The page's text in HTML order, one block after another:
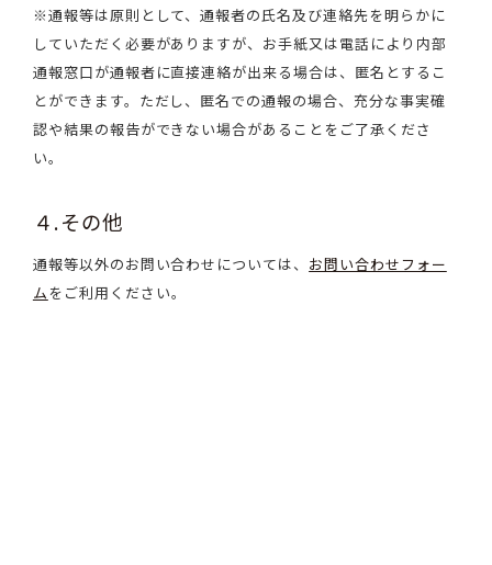
※通報等は原則として、通報者の氏名及び連絡先を明らかに
していただく必要がありますが、お手紙又は電話により内部
通報窓口が通報者に直接連絡が出来る場合は、匿名とするこ
とができます。ただし、匿名での通報の場合、充分な事実確
認や結果の報告ができない場合があることをご了承くださ
い。
４.その他
通報等以外のお問い合わせについては、 お問い合わせフォー
ム をご利用ください。